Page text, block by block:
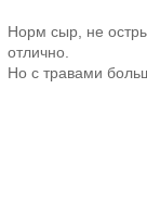
Норм сыр, не
отлично.
Но с травами